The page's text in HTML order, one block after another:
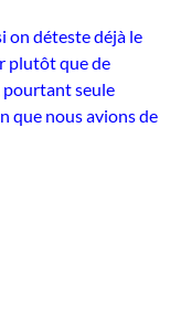
on déteste déjà le
plutôt que de
pourtant seule
que nous avions de